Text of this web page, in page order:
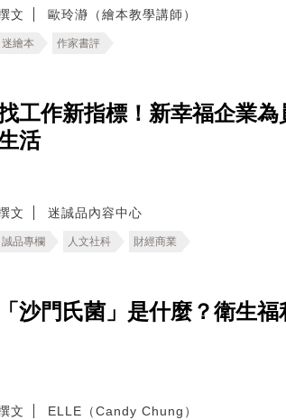
文 歐玲瀞（繪本教學講師）
迷繪本 作家書評
工作新指標！新幸福企業
活
文 迷誠品內容中心
誠品專欄 人文社科 財經商業
「沙門氏菌」是什麼？衛生
文 ELLE（Candy Chung）